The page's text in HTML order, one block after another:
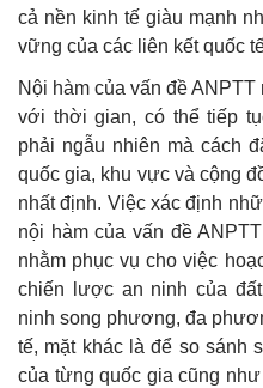
cả nền kinh tế giàu mạnh
vững của các liên kết quốc
Nội hàm của vấn đề ANPTT
với thời gian, có thể tiếp
phải ngẫu nhiên mà cách
quốc gia, khu vực và cộng
nhất định. Việc xác định
nội hàm của vấn đề
nhằm phục vụ cho việc
chiến lược an ninh của
ninh song phương, đa
tế, mặt khác là để so sánh
của từng quốc gia cũng